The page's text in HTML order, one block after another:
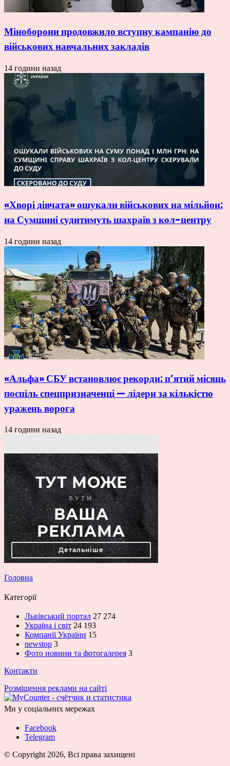
Міноборони продовжило вступну кампанію до
військових навчальних закладів
14 години назад
«Хворі дівчата» ошукали військових на мільйон:
на Сумщині судитимуть шахраїв з кол-центру
14 години назад
«Альфа» СБУ встановлює рекорди: п’ятий місяць
поспіль спецпризначенці — лідери за кількістю
уражень ворога
14 години назад
Головна
Категорії
Львівський портал 27 274
Україна і світ 24 193
Компанії України 15
newstop 3
Фото новини та фотогалерея 3
Контакти
Розміщення реклами на сайті
Ми у соціальних мережах
Facebook
Telegram
© Copyright 2026, Всі права захищені